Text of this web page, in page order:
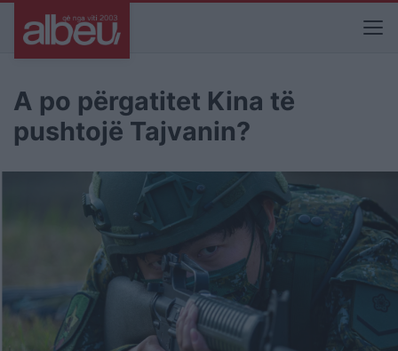
A po përgatitet Kina të
pushtojë Tajvanin?